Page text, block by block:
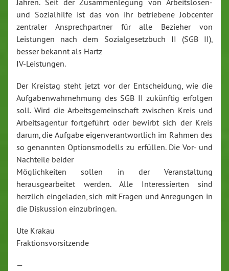
und Sozialhilfe ist das von ihr betriebene Jobcenter
zentraler Ansprechpartner für alle Bezieher von
Leistungen nach dem Sozialgesetzbuch II (SGB II),
besser bekannt als Hartz
IV-Leistungen.
Der Kreistag steht jetzt vor der Entscheidung, wie die
Aufgabenwahrnehmung des SGB II zukünftig erfolgen
soll. Wird die Arbeitsgemeinschaft zwischen Kreis und
Arbeitsagentur fortgeführt oder bewirbt sich der Kreis
darum, die Aufgabe eigenverantwortlich im Rahmen des
so genannten Optionsmodells zu erfüllen. Die Vor- und
Nachteile beider
Möglichkeiten sollen in der Veranstaltung
herausgearbeitet werden. Alle Interessierten sind
herzlich eingeladen, sich mit Fragen und Anregungen in
die Diskussion einzubringen.
Ute Krakau
Fraktionsvorsitzende
—